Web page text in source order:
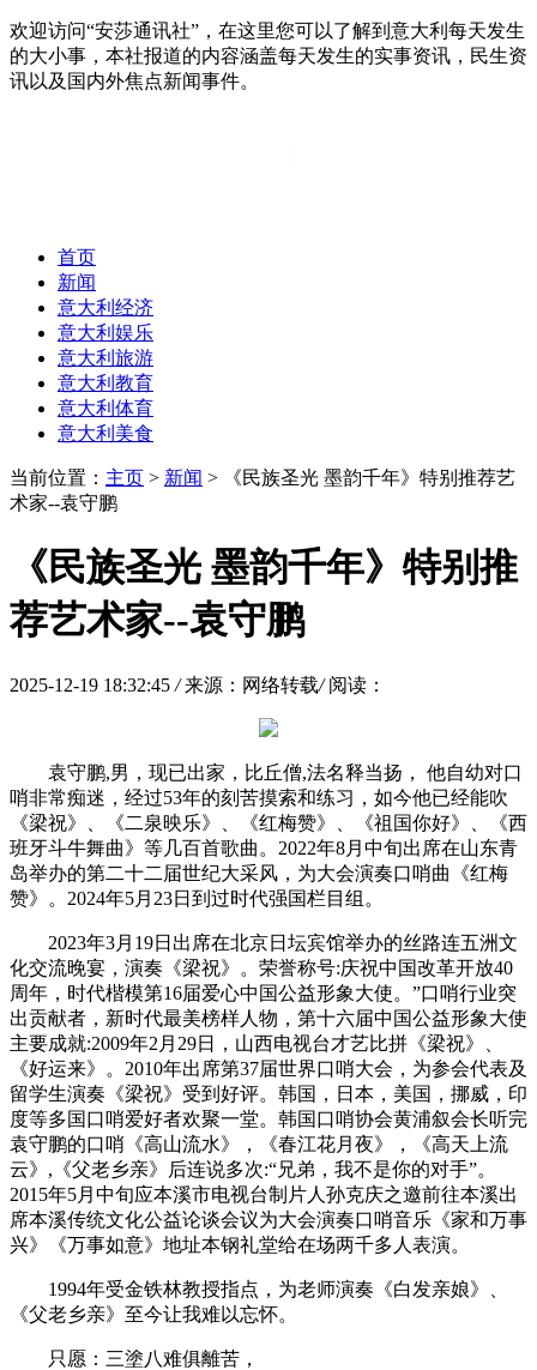
欢迎访问“安莎通讯社”，在这里您可以了解到意大利每天发生
的大小事，本社报道的内容涵盖每天发生的实事资讯，民生资
讯以及国内外焦点新闻事件。
首页
新闻
意大利经济
意大利娱乐
意大利旅游
意大利教育
意大利体育
意大利美食
当前位置： 主页 > 新闻 > 《民族圣光 墨韵千年》特别推荐艺
术家--袁守鹏
《民族圣光 墨韵千年》特别推
荐艺术家--袁守鹏
2025-12-19 18:32:45 / 来源：网络转载/ 阅读：
袁守鹏,男，现已出家，比丘僧,法名释当扬， 他自幼对口
哨非常痴迷，经过53年的刻苦摸索和练习，如今他已经能吹
《梁祝》、《二泉映乐》、《红梅赞》、《祖国你好》、《西
班牙斗牛舞曲》等几百首歌曲。2022年8月中旬出席在山东青
岛举办的第二十二届世纪大采风，为大会演奏口哨曲《红梅
赞》。2024年5月23日到过时代强国栏目组。
2023年3月19日出席在北京日坛宾馆举办的丝路连五洲文
化交流晚宴，演奏《梁祝》。荣誉称号:庆祝中国改革开放40
周年，时代楷模第16届爱心中国公益形象大使。”口哨行业突
出贡献者，新时代最美榜样人物，第十六届中国公益形象大使
主要成就:2009年2月29日，山西电视台才艺比拼《梁祝》、
《好运来》。2010年出席第37届世界口哨大会，为参会代表及
留学生演奏《梁祝》受到好评。韩国，日本，美国，挪威，印
度等多国口哨爱好者欢聚一堂。韩国口哨协会黄浦叙会长听完
袁守鹏的口哨《高山流水》，《春江花月夜》，《高天上流
云》,《父老乡亲》后连说多次:“兄弟，我不是你的对手”。
2015年5月中旬应本溪市电视台制片人孙克庆之邀前往本溪出
席本溪传统文化公益论谈会议为大会演奏口哨音乐《家和万事
兴》《万事如意》地址本钢礼堂给在场两千多人表演。
1994年受金铁林教授指点，为老师演奏《白发亲娘》、
《父老乡亲》至今让我难以忘怀。
只愿：三塗八难俱離苦，